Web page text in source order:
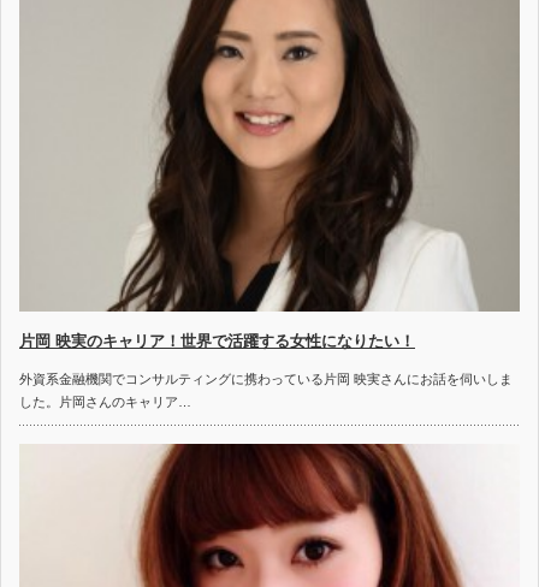
片岡 映実のキャリア！世界で活躍する女性になりたい！
外資系金融機関でコンサルティングに携わっている片岡 映実さんにお話を伺いしま
した。片岡さんのキャリア…